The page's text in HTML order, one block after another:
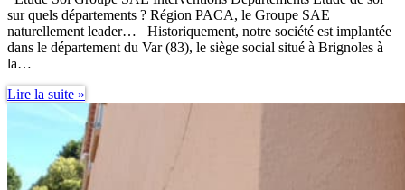
sur quels départements ? Région PACA, le Groupe SAE
naturellement leader… Historiquement, notre société est implantée
dans le département du Var (83), le siège social situé à Brignoles à
la…
Lire la suite »
Sol
Groupe
SAE
Interventions
Départements